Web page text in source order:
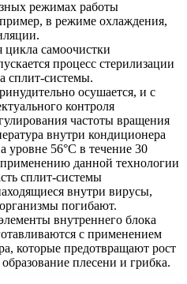
режимах работы
в режиме охлаждения,
цикла самоочистки
процесс стерилизации
сплит-системы.
осушается, и с
контроля
частоты вращения
внутри кондиционера
уровне 56°С в течение 30
данной технологии
сплит-системы
внутри вирусы,
погибают.
внутреннего блока
с применением
которые предотвращают рост
плесени и грибка.